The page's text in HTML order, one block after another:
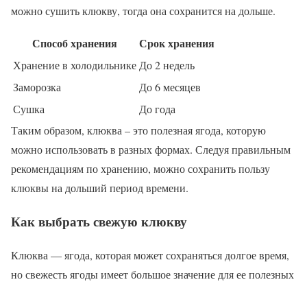
можно сушить клюкву, тогда она сохранится на дольше.
Способ хранения Срок хранения
Хранение в холодильникеДо 2 недель
Заморозка
До 6 месяцев
Сушка
До года
Таким образом, клюква – это полезная ягода, которую
можно использовать в разных формах. Следуя правильным
рекомендациям по хранению, можно сохранить пользу
клюквы на дольший период времени.
Как выбрать свежую клюкву
Клюква — ягода, которая может сохраняться долгое время,
но свежесть ягоды имеет большое значение для ее полезных